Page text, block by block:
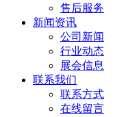
售后服务
新闻资讯
公司新闻
行业动态
展会信息
联系我们
联系方式
在线留言